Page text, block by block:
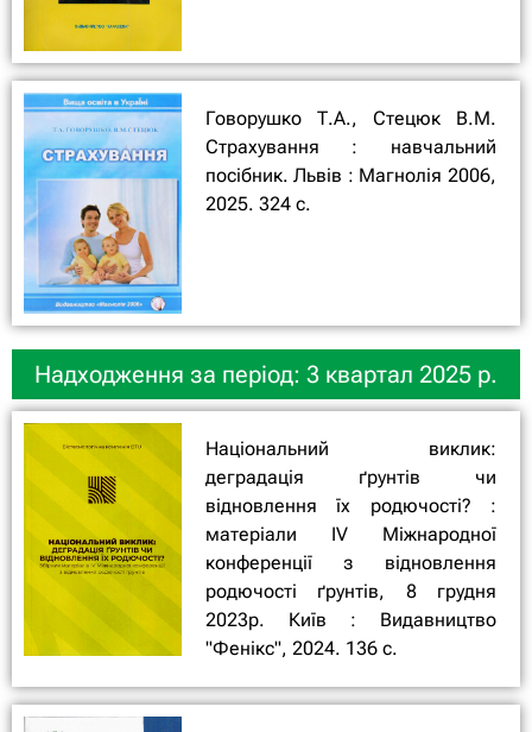
Говорушко Т.А., Стецюк В.М.
Страхування : навчальний
посібник. Львів : Магнолія 2006,
2025. 324 с.
Надходження за період: 3 квартал 2025 р.
Національний виклик:
деградація ґрунтів чи
відновлення їх родючості? :
матеріали ІV Міжнародної
конференції з відновлення
родючості ґрунтів, 8 грудня
2023р. Київ : Видавництво
"Фенікс", 2024. 136 с.